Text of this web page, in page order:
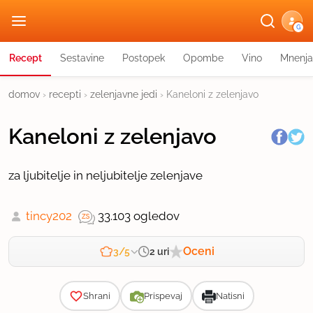
G
Recept Sestavine Postopek Opombe Vino Mnenja
domov › recepti › zelenjavne jedi › Kaneloni z zelenjavo
Kaneloni z zelenjavo
za ljubitelje in neljubitelje zelenjave
tincy202 33.103 ogledov
3/5 2 uri Oceni
Shrani Prispevaj Natisni